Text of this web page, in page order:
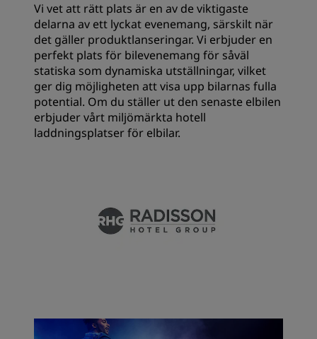
Vi vet att rätt plats är en av de viktigaste
delarna av ett lyckat evenemang, särskilt när
det gäller produktlanseringar. Vi erbjuder en
perfekt plats för bilevenemang för såväl
statiska som dynamiska utställningar, vilket
ger dig möjligheten att visa upp bilarnas fulla
potential. Om du ställer ut den senaste elbilen
erbjuder vårt miljömärkta hotell
laddningsplatser för elbilar.